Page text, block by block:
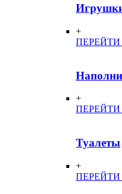
+
ПЕРЕЙТИ
+
ПЕРЕЙТИ
Туалеты
+
ПЕРЕЙТИ